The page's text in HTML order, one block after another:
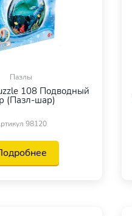
Пазлы
108 Подводный
(Пазл-шар)
98120